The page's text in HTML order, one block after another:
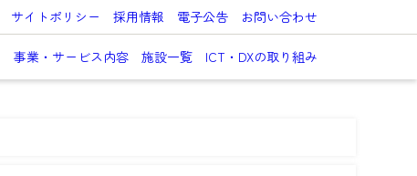
サイトポリシー 採用情報 電子公告 お問い合わせ
事業・サービス内容 施設一覧 ICT・DXの取り組み